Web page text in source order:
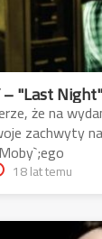
– "Last Night"
że na
zachwyty
Moby`;ego
18 lat temu